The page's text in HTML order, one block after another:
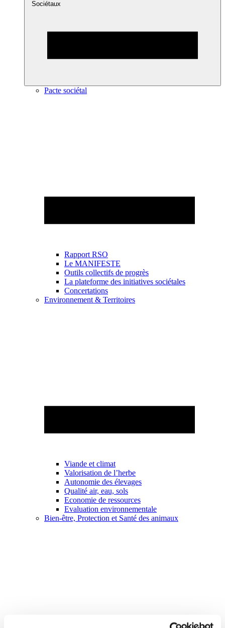
Sociétaux
Pacte sociétal
Rapport RSO
Le MANIFESTE
Outils collectifs de progrès
La plateforme des initiatives sociétales
Concertations
Environnement & Territoires
Viande et climat
Valorisation de l’herbe
Autonomie des élevages
Qualité air, eau, sols
Economie de ressources
Evaluation environnementale
Bien-être, Protection et Santé des animaux